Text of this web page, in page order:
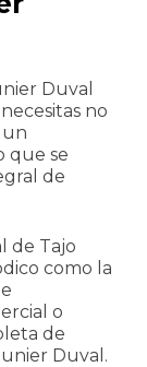
Duval
no
un
que se
de
de Tajo
como la
o
de
Duval.